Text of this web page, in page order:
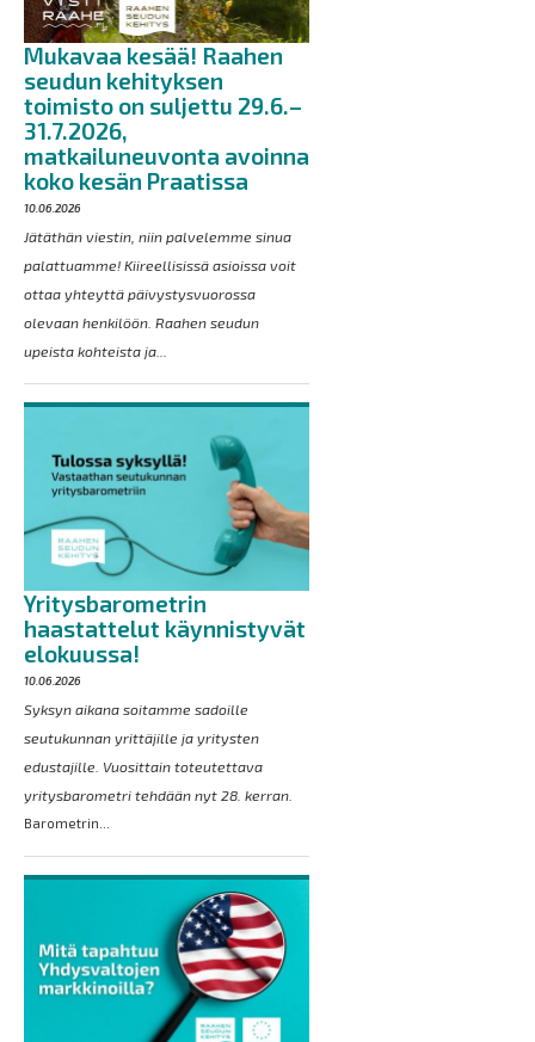
Mukavaa kesää! Raahen
seudun kehityksen
toimisto on suljettu 29.6.–
31.7.2026,
matkailuneuvonta avoinna
koko kesän Praatissa
10.06.2026
Jätäthän viestin, niin palvelemme sinua
palattuamme! Kiireellisissä asioissa voit
ottaa yhteyttä päivystysvuorossa
olevaan henkilöön. Raahen seudun
upeista kohteista ja...
Yritysbarometrin
haastattelut käynnistyvät
elokuussa!
10.06.2026
Syksyn aikana soitamme sadoille
seutukunnan yrittäjille ja yritysten
edustajille. Vuosittain toteutettava
yritysbarometri tehdään nyt 28. kerran.
Barometrin...